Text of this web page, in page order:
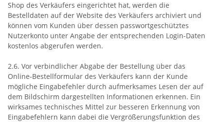
Shop des Verkäufers eingerichtet hat, werden die
Bestelldaten auf der Website des Verkäufers archiviert und
können vom Kunden über dessen passwortgeschütztes
Nutzerkonto unter Angabe der entsprechenden Login-Daten
kostenlos abgerufen werden.
2.6. Vor verbindlicher Abgabe der Bestellung über das
Online-Bestellformular des Verkäufers kann der Kunde
mögliche Eingabefehler durch aufmerksames Lesen der auf
dem Bildschirm dargestellten Informationen erkennen. Ein
wirksames technisches Mittel zur besseren Erkennung von
Eingabefehlern kann dabei die Vergrößerungsfunktion des